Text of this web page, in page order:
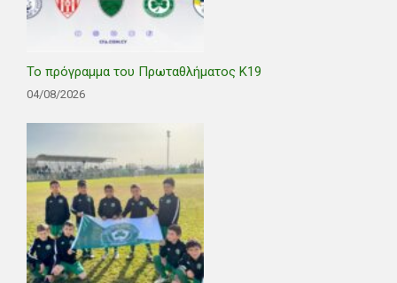
Το πρόγραμμα του Πρωταθλήματος Κ19
04/08/2026